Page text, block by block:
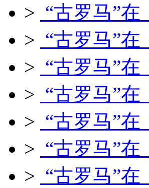
> “古罗马”
> “古罗马”
> “古罗马”
> “古罗马”
> “古罗马”
> “古罗马”
> “古罗马”